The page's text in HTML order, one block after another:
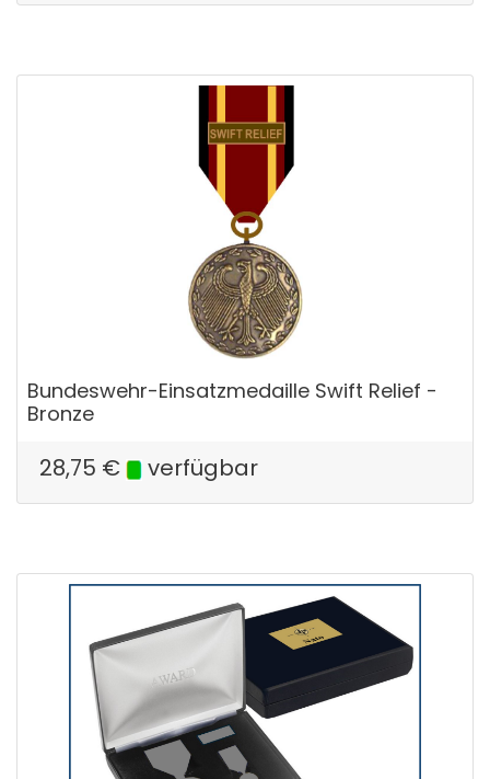
Bundeswehr-Einsatzmedaille Swift Relief -
Bronze
28,75 € verfügbar